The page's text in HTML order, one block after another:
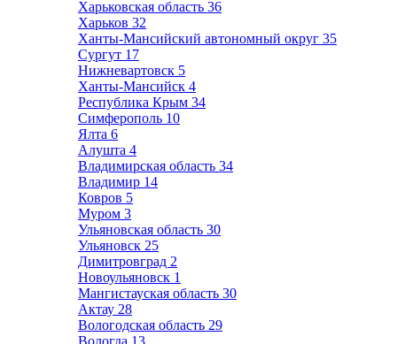
Харьковская область 36
Харьков 32
Ханты-Мансийский автономный округ 35
Сургут 17
Нижневартовск 5
Ханты-Мансийск 4
Республика Крым 34
Симферополь 10
Ялта 6
Алушта 4
Владимирская область 34
Владимир 14
Ковров 5
Муром 3
Ульяновская область 30
Ульяновск 25
Димитровград 2
Новоульяновск 1
Мангистауская область 30
Актау 28
Вологодская область 29
Вологда 13